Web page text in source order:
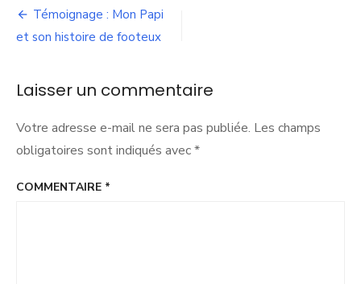
le-
garage
Navigation
de
Témoignage : Mon Papi
et son histoire de footeux
Laisser un commentaire
Votre adresse e-mail ne sera pas publiée. Les champs
obligatoires sont indiqués avec*
COMMENTAIRE *